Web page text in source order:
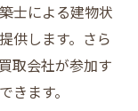
士による建物状
供します。さら
取会社が参加す
ます。